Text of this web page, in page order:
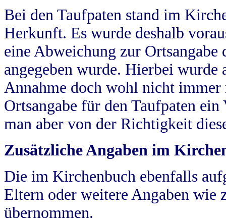
Bei den Taufpaten stand im
Herkunft. Es wurde deshalb
eine Abweichung zur
angegeben wurde. Hierbei wurde
Annahme doch wohl nicht
Ortsangabe für den Taufpaten
man aber von der Richtigkeit
Zusätzliche Angaben im
Die im Kirchenbuch ebenfalls
Eltern oder weitere Angaben wie
übernommen.